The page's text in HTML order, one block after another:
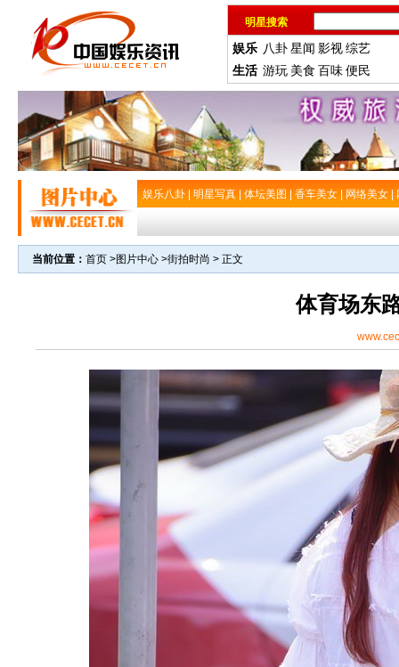
明星搜索
娱乐 八卦星闻 影视综艺
生活 游玩 美食 百味便民
娱乐八卦 明星写真 体坛美图 香车美女 网络美女
当前位置： 首页 >图片中心 >街拍时尚 > 正文
体育场东